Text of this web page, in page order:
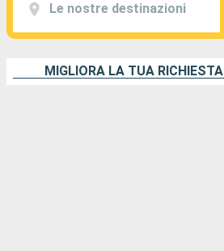
Le nostre destinazioni
MIGLIORA LA TUA RICHIESTA